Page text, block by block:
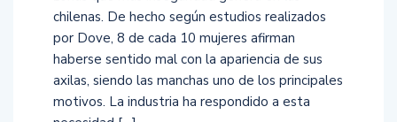
chilenas. De hecho según estudios realizados
por Dove, 8 de cada 10 mujeres afirman
haberse sentido mal con la apariencia de sus
axilas, siendo las manchas uno de los principales
motivos. La industria ha respondido a esta